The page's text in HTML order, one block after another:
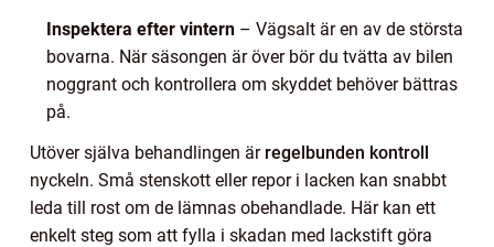
Inspektera efter vintern – Vägsalt är en av de största
bovarna. När säsongen är över bör du tvätta av bilen
noggrant och kontrollera om skyddet behöver bättras
på.
Utöver själva behandlingen är regelbunden kontroll
nyckeln. Små stenskott eller repor i lacken kan snabbt
leda till rost om de lämnas obehandlade. Här kan ett
enkelt steg som att fylla i skadan med lackstift göra